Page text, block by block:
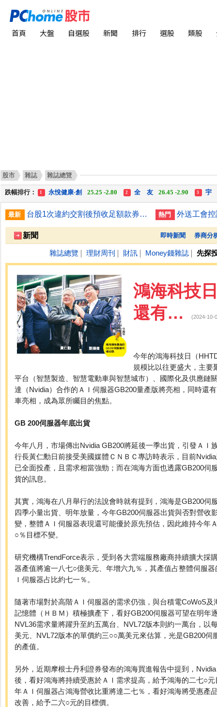
首頁 大盤 自選股 新聞 排行 選股 類股
股市 雜誌 雜誌總覽
漲幅排行： 1 統 新 187.00 +17.00 富世達1,760.00 +160.00
跌幅排行：
1 永悅健康-創 25.25 -2.80 2 全 友 26.45 -2.90 3
宇
跌停排行：
全 友26.45 -2.90
最新 台股1次違約交割後預收足額款券？金管會：研議中 熱門
新聞 即時新聞 券商分
雜誌總覽 理財周刊 財訊 Money錢雜誌 先探
鴻海科技
還有…
(2024-10-
今年的鴻海科技日（
規模比以往更盛大，主要
平台（智慧製造、智慧電動車與智慧城市）、國際化及供應鏈
達（Nvidia）合作的ＡＩ伺服器GB200量產版將亮相，同時還
車亮相，成為眾所矚目的焦點。
GB 200伺服器年底出貨
今年八月，市場傳出Nvidia GB200將延後一季出貨，引發ＡＩ
行長黃仁勳日前接受美國媒體ＣＮＢＣ專訪時表示，目前
已全面投產，且需求相當強勁；而在鴻海方面也透露GB200伺
貨的訊息。
其實，鴻海在八月舉行的法說會時就有提到，鴻海是GB200伺
四季小量出貨、明年放量，今年GB200伺服器出貨與否對營收
變，整體ＡＩ伺服器表現還可能優於原先預估，因此維持今年
○％目標不變。
研究機構TrendForce表示，受到各大雲端服務廠商持續擴大採
器產值將逾一八七○億美元、年增六九％，其產值占整體伺服
Ｉ伺服器占比約七一％。
隨著市場對於高階ＡＩ伺服器的需求仍強，與台積電CoWoS
記憶體（ＨＢＭ）積極擴產下，看好GB200伺服器可望在明年
NVL36需求量將躍升至約五萬台、NVL72版本則約一萬台，以
美元、NVL72版本的單價約三○○萬美元來估算，光是GB200
的產值。
另外，近期摩根士丹利證券發布的鴻海買進報告中提到，
後，看好鴻海將持續受惠於ＡＩ需求提高，給予鴻海的二七○
年ＡＩ伺服器占鴻海營收比重將達二七％，看好鴻海將受惠產
改善，給予二六○元的目標價。